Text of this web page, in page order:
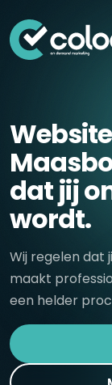
dat jij
wordt.
Wij regelen dat
maakt
een helder